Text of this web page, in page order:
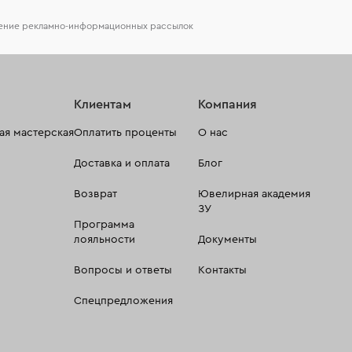
рекламно-информационных рассылок
мастерская
Клиентам
Оплатить проценты
Доставка и оплата
Возврат
Программа
лояльности
Вопросы и ответы
Спецпредложения
Компания
О нас
Блог
Ювелирная академия
ЗУ
Документы
Контакты